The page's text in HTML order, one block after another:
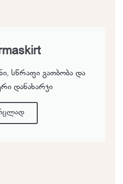
სწრაფი გათბობა და
დანახარჯი